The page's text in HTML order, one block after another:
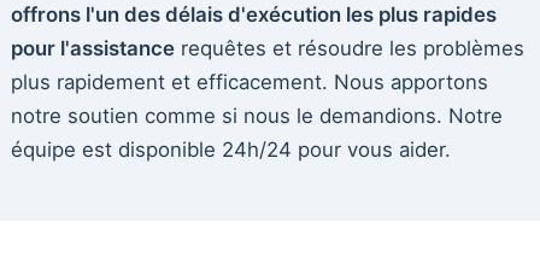
offrons l'un des délais d'exécution les plus rapides
pour l'assistancerequêtes et résoudre les problèmes
plus rapidement et efficacement. Nous apportons
notre soutien comme si nous le demandions. Notre
équipe est disponible 24h/24 pour vous aider.